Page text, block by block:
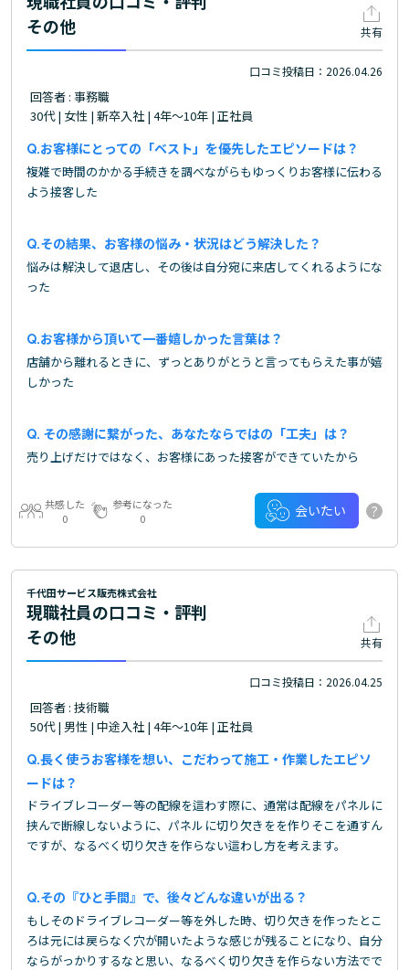
その他
共有
口コミ投稿日：2026.04.26
回答者 : 事務職
30代 | 女性 | 新卒入社 | 4年～10年 | 正社員
お客様にとっての「ベスト」を優先したエピソードは？
複雑で時間のかかる手続きを調べながらもゆっくりお客様に伝わる
よう接客した
その結果、お客様の悩み・状況はどう解決した？
悩みは解決して退店し、その後は自分宛に来店してくれるようにな
った
お客様から頂いて一番嬉しかった言葉は？
店舗から離れるときに、ずっとありがとうと言ってもらえた事が嬉
しかった
その感謝に繋がった、あなたならではの「工夫」は？
売り上げだけではなく、お客様にあった接客ができていたから
共感した
0
参考になった
0
会いたい ?
千代田サービス販売株式会社
現職社員の口コミ・評判
その他
共有
口コミ投稿日：2026.04.25
回答者 : 技術職
50代 | 男性 | 中途入社 | 4年～10年 | 正社員
長く使うお客様を想い、こだわって施工・作業したエピソ
ードは？
ドライブレコーダー等の配線を這わす際に、通常は配線をパネルに
挟んで断線しないように、パネルに切り欠きをを作りそこを通すん
ですが、なるべく切り欠きを作らない這わし方を考えます。
その『ひと手間』で、後々どんな違いが出る？
もしそのドライブレコーダー等を外した時、切り欠きを作ったとこ
ろは元には戻らなく穴が開いたような感じが残ることになり、自分
ならがっかりするなと思い、なるべく切り欠きを作らない方法でで